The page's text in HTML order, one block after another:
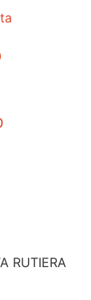
RUTIERA